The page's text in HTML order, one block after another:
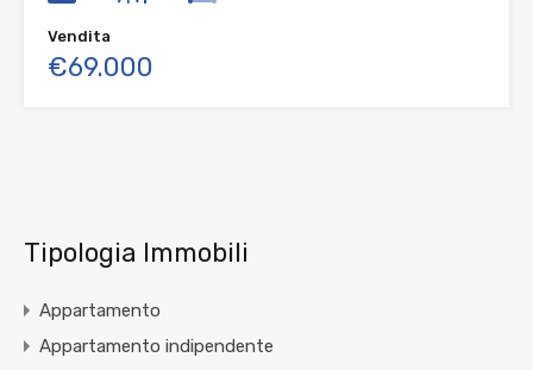
Vendita
€69.000
Tipologia Immobili
Appartamento
Appartamento indipendente